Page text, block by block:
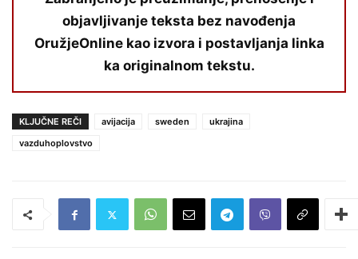
objavljivanje teksta bez navođenja
OružjeOnline kao izvora i postavljanja linka
ka originalnom tekstu.
KLJUČNE REČI avijacija sweden
ukrajina
vazduhoplovstvo